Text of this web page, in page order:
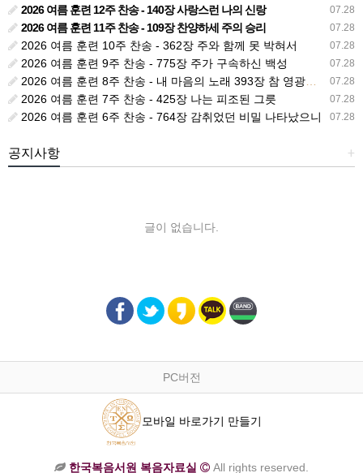
07.28
2026 여름 훈련 12주 찬송 - 140장 사랑스런 나의 신랑
07.28
2026 여름 훈련 11주 찬송 - 109장 찬양하세 주의 승리
07.28
2026 여름 훈련 10주 찬송 - 362장 주와 함께 못 박혀서
07.28
2026 여름 훈련 9주 찬송 - 775장 주가 구속하신 백성
07.28
2026 여름 훈련 8주 찬송 - 내 마음의 노래 393장 참 영광스런 우리 왕
07.28
2026 여름 훈련 7주 찬송 - 425장 나는 피조된 그릇
07.28
2026 여름 훈련 6주 찬송 - 764장 감취었던 비밀 나타났으니
+
공지사항
글이 없습니다.
PC버전
모바일 바로가기 만들기
한국복음서원 복음자료실 All rights reserved.